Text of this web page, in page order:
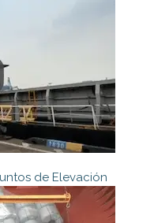
de Elevación